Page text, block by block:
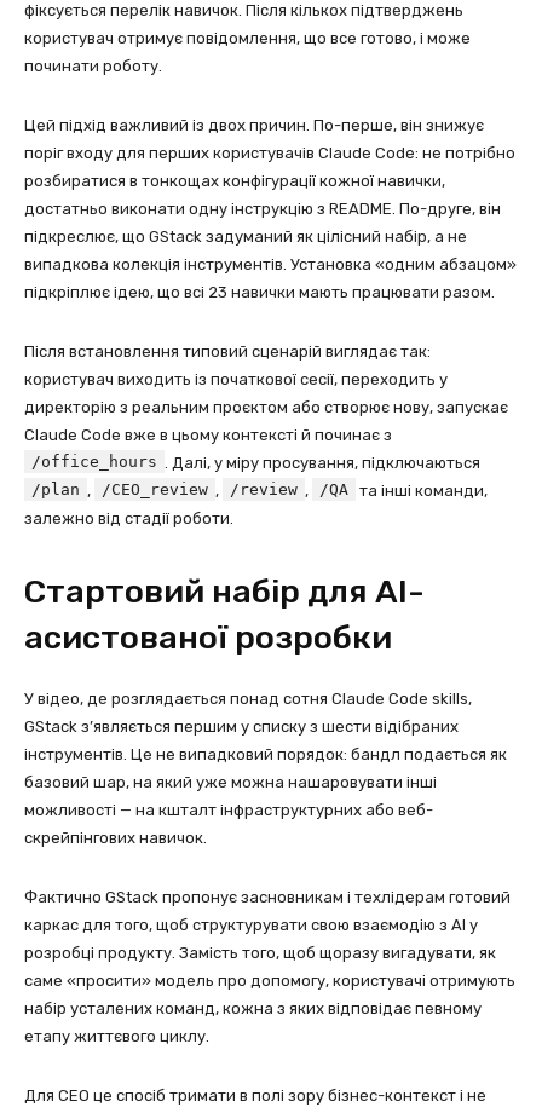
фіксується перелік навичок. Після кількох підтверджень
користувач отримує повідомлення, що все готово, і може
починати роботу.
Цей підхід важливий із двох причин. По-перше, він знижує
поріг входу для перших користувачів Claude Code: не потрібно
розбиратися в тонкощах конфігурації кожної навички,
достатньо виконати одну інструкцію з README. По-друге, він
підкреслює, що GStack задуманий як цілісний набір, а не
випадкова колекція інструментів. Установка «одним абзацом»
підкріплює ідею, що всі 23 навички мають працювати разом.
Після встановлення типовий сценарій виглядає так:
користувач виходить із початкової сесії, переходить у
директорію з реальним проєктом або створює нову, запускає
Claude Code вже в цьому контексті й починає з
/office_hours . Далі, у міру просування, підключаються
/plan , /CEO_review , /review , /QA та інші команди,
залежно від стадії роботи.
Стартовий набір для AI-
асистованої розробки
У відео, де розглядається понад сотня Claude Code skills,
GStack з’являється першим у списку з шести відібраних
інструментів. Це не випадковий порядок: бандл подається як
базовий шар, на який уже можна нашаровувати інші
можливості — на кшталт інфраструктурних або веб-
скрейпінгових навичок.
Фактично GStack пропонує засновникам і техлідерам готовий
каркас для того, щоб структурувати свою взаємодію з AI у
розробці продукту. Замість того, щоб щоразу вигадувати, як
саме «просити» модель про допомогу, користувачі отримують
набір усталених команд, кожна з яких відповідає певному
етапу життєвого циклу.
Для CEO це спосіб тримати в полі зору бізнес-контекст і не